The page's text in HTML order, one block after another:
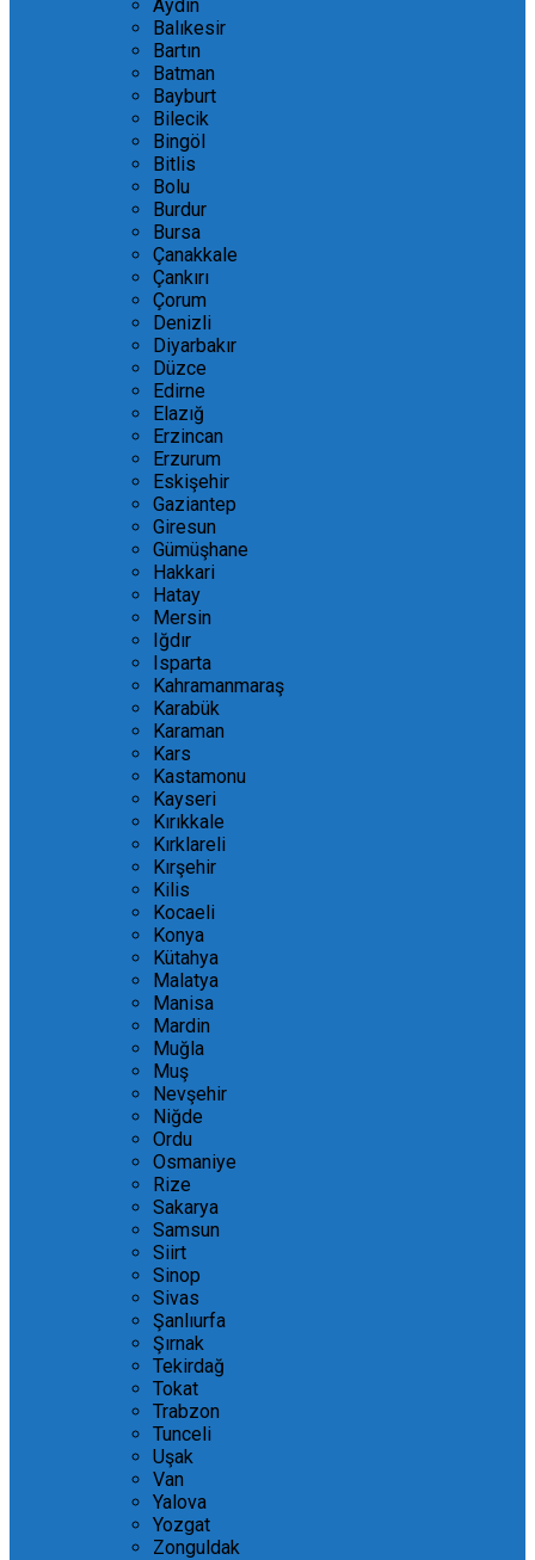
Aydın
Balıkesir
Bartın
Batman
Bayburt
Bilecik
Bingöl
Bitlis
Bolu
Burdur
Bursa
Çanakkale
Çankırı
Çorum
Denizli
Diyarbakır
Düzce
Edirne
Elazığ
Erzincan
Erzurum
Eskişehir
Gaziantep
Giresun
Gümüşhane
Hakkari
Hatay
Mersin
Iğdır
Isparta
Kahramanmaraş
Karabük
Karaman
Kars
Kastamonu
Kayseri
Kırıkkale
Kırklareli
Kırşehir
Kilis
Kocaeli
Konya
Kütahya
Malatya
Manisa
Mardin
Muğla
Muş
Nevşehir
Niğde
Ordu
Osmaniye
Rize
Sakarya
Samsun
Siirt
Sinop
Sivas
Şanlıurfa
Şırnak
Tekirdağ
Tokat
Trabzon
Tunceli
Uşak
Van
Yalova
Yozgat
Zonguldak